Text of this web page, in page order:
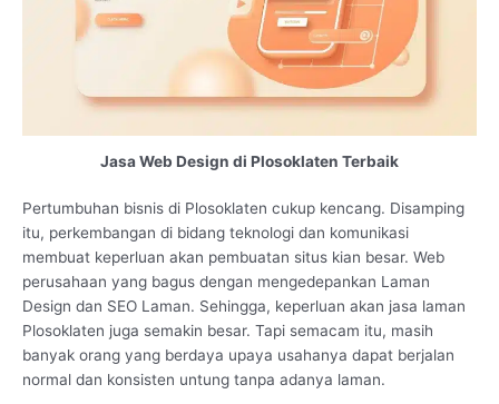
Jasa Web Design di Plosoklaten Terbaik
Pertumbuhan bisnis di Plosoklaten cukup kencang. Disamping
itu, perkembangan di bidang teknologi dan komunikasi
membuat keperluan akan pembuatan situs kian besar. Web
perusahaan yang bagus dengan mengedepankan Laman
Design dan SEO Laman. Sehingga, keperluan akan jasa laman
Plosoklaten juga semakin besar. Tapi semacam itu, masih
banyak orang yang berdaya upaya usahanya dapat berjalan
normal dan konsisten untung tanpa adanya laman.